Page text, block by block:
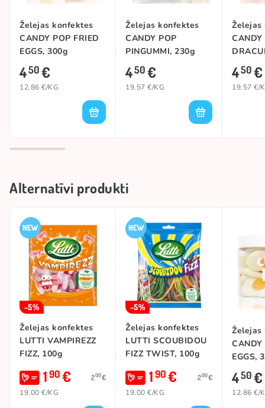
Želejas konfektes
CANDY POP FRIED
EGGS, 300g
450€
12.86 €/KG
Želejas konfektes
CANDY POP
PINGUMMI, 230g
450€
19.57 €/KG
Želejas
CANDY
450€
19.57 €/
Alternatīvi produkti
-5%
Želejas konfektes
LUTTI VAMPIREZZ
FIZZ, 100g
190€ 200€
19.00 €/KG
-5%
Želejas konfektes
LUTTI SCOUBIDOU
FIZZ TWIST, 100g
190€ 200€
19.00 €/KG
Želejas
CANDY
EGGS,
450€
12.86 €/